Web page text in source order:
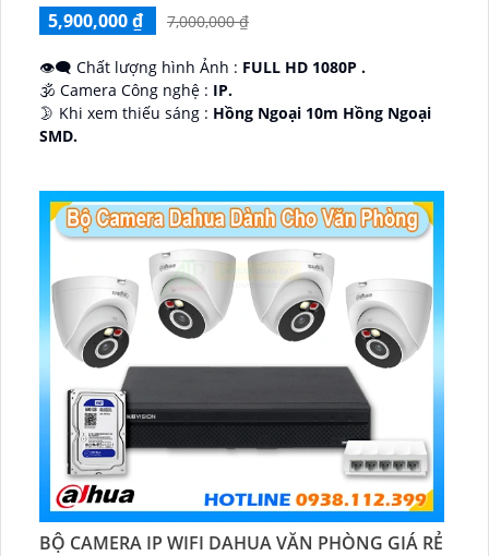
5,900,000 ₫ 7,000,000 ₫
👁️‍🗨 Chất lượng hình Ảnh : FULL HD 1080P .
🕉️ Camera Công nghệ : IP.
🌛 Khi xem thiếu sáng : Hồng Ngoại 10m Hồng Ngoại
SMD.
BỘ CAMERA IP WIFI DAHUA VĂN PHÒNG GIÁ RẺ